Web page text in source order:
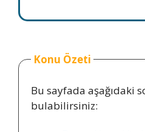
Konu Özeti
Bu sayfada aşağıdaki
bulabilirsiniz: